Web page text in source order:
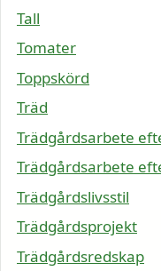
Tall
Tomater
Toppskörd
Träd
Trädgårdsarbete
Trädgårdsarbete
Trädgårdslivsstil
Trädgårdsprojekt
Trädgårdsredskap